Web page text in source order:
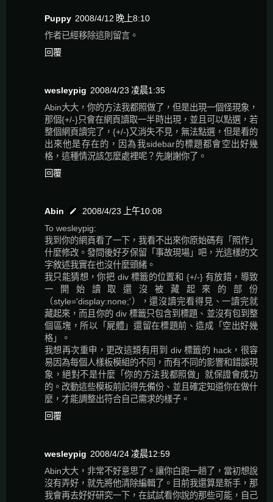
Puppy 2008/4/12 晚上8:10
作者已經移除這則留言。
回覆
wesleypig 2008/4/23 凌晨1:35
Abin大大，你的方法我都照做了，但是出現一個怪現象，
那個{+/-}只會在網頁讀取一半時出現，並且可以點選，若
整個網頁讀完了，{+/-}又消失不見，無法點選，但是看的
出來他是存在的，因為我sidebar的標題都會空出好幾
格，這種情況該怎麼處裡呢？先謝謝你了。
回覆
Abin
2008/4/23 上午10:08
To wesleypig:
我到你的網頁看了一下，我看不出來你原始碼有「照作」
什麼修改。發問後好歹保留「事故現場」吧，光這樣的文
字敘述我實在也沒什麼頭緒。
我只能猜想，你把 div 標籤的位置和 {+/-} 有放錯，導致
一開始讀取還沒被藏起來的部份
（style='display:none;'），還沒讀完看得見、一讀完就
藏起來，而且你的 div 標籤只包含到標題、並沒有包到整
個區塊，所以「屍體」還留在標題前、造成「空出好幾
格」。
我想再次重申，更改這類有用到 div 標籤的 hack，很容
易因為每個人樣板模組的不同，而有不同的影響和錯誤現
象，絕對不是什麼「你的方法我都照做」就保證會成功
的。改動這些模板前記得先備份、並且確定知道你在做什
麼，才能調整出符合自己需求的樣子。
回覆
wesleypig 2008/4/24 凌晨12:59
Abin大大，非常不好意思了。讓你白跑一趟了，當初想說
沒有弄好，就先將他清除編輯了。目前我還算是新手，那
我會再去好好研究一下，在試試看你說的那些可能，自己